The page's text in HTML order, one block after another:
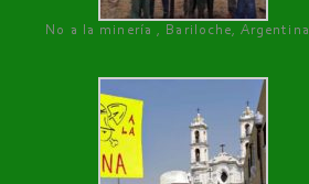
No a la minería , Bariloche, Argentina